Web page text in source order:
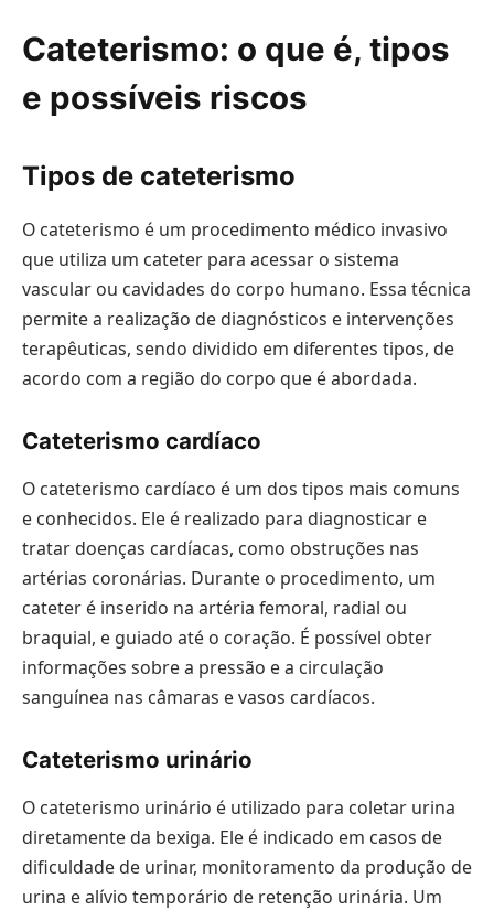
Cateterismo: o que é, tipos
e possíveis riscos
Tipos de cateterismo
O cateterismo é um procedimento médico invasivo
que utiliza um cateter para acessar o sistema
vascular ou cavidades do corpo humano. Essa técnica
permite a realização de diagnósticos e intervenções
terapêuticas, sendo dividido em diferentes tipos, de
acordo com a região do corpo que é abordada.
Cateterismo cardíaco
O cateterismo cardíaco é um dos tipos mais comuns
e conhecidos. Ele é realizado para diagnosticar e
tratar doenças cardíacas, como obstruções nas
artérias coronárias. Durante o procedimento, um
cateter é inserido na artéria femoral, radial ou
braquial, e guiado até o coração. É possível obter
informações sobre a pressão e a circulação
sanguínea nas câmaras e vasos cardíacos.
Cateterismo urinário
O cateterismo urinário é utilizado para coletar urina
diretamente da bexiga. Ele é indicado em casos de
dificuldade de urinar, monitoramento da produção de
urina e alívio temporário de retenção urinária. Um